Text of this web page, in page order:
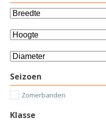
Seizoen
Zomerbanden
Klasse